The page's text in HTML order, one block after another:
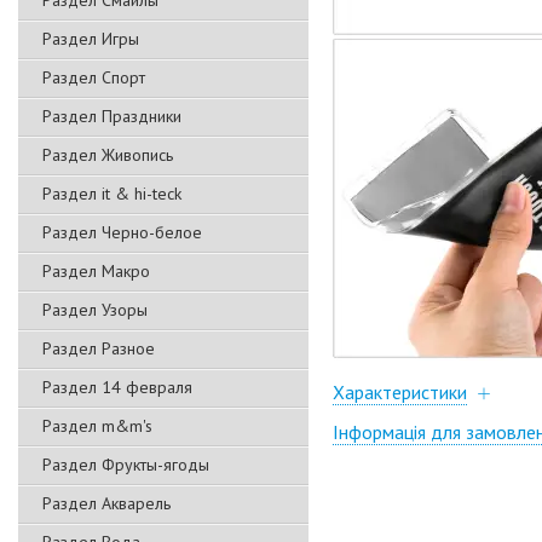
Раздел Игры
Раздел Спорт
Раздел Праздники
Раздел Живопись
Раздел it & hi-teck
Раздел Черно-белое
Раздел Макро
Раздел Узоры
Раздел Разное
Раздел 14 февраля
Раздел m&m's
Раздел Фрукты-ягоды
Раздел Акварель
Характеристики
Інформація для